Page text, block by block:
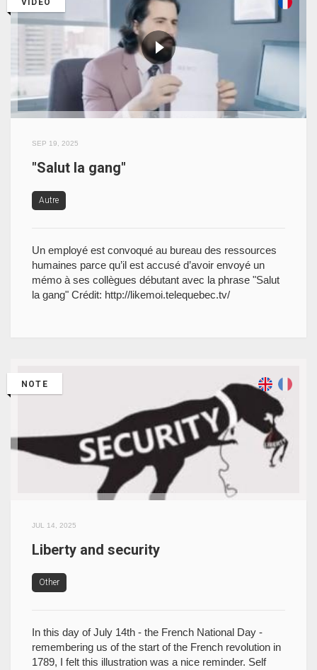
VIDEO
SEP 19, 2025
"Salut la gang"
Autre
Un employé est convoqué au bureau des ressources
humaines parce qu’il est accusé d’avoir envoyé un
mémo à ses collègues débutant avec la phrase "Salut
la gang" Crédit: http://likemoi.telequebec.tv/
NOTE
JUL 14, 2025
Liberty and security
Other
In this day of July 14th - the French National Day -
remembering us of the start of the French revolution in
1789, I felt this illustration was a nice reminder. Self